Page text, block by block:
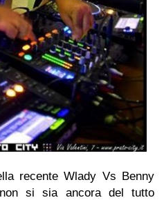
recente Wlady Vs Benny
si sia ancora del tutto